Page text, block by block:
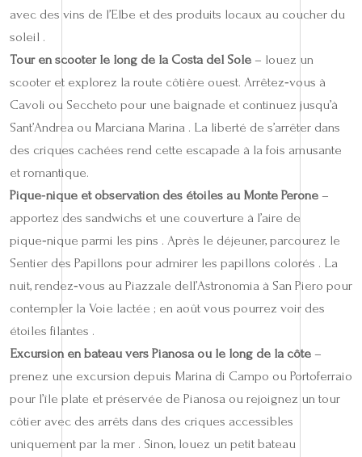
avec des vins de l’Elbe et des produits locaux au coucher du
soleil .
Tour en scooter le long de la Costa del Sole – louez un
scooter et explorez la route côtière ouest. Arrêtez‑vous à
Cavoli ou Seccheto pour une baignade et continuez jusqu’à
Sant’Andrea ou Marciana Marina . La liberté de s’arrêter dans
des criques cachées rend cette escapade à la fois amusante
et romantique.
Pique‑nique et observation des étoiles au Monte Perone –
apportez des sandwichs et une couverture à l’aire de
pique‑nique parmi les pins . Après le déjeuner, parcourez le
Sentier des Papillons pour admirer les papillons colorés . La
nuit, rendez‑vous au Piazzale dell’Astronomia à San Piero pour
contempler la Voie lactée ; en août vous pourrez voir des
étoiles filantes .
Excursion en bateau vers Pianosa ou le long de la côte –
prenez une excursion depuis Marina di Campo ou Portoferraio
pour l’île plate et préservée de Pianosa ou rejoignez un tour
côtier avec des arrêts dans des criques accessibles
uniquement par la mer . Sinon, louez un petit bateau